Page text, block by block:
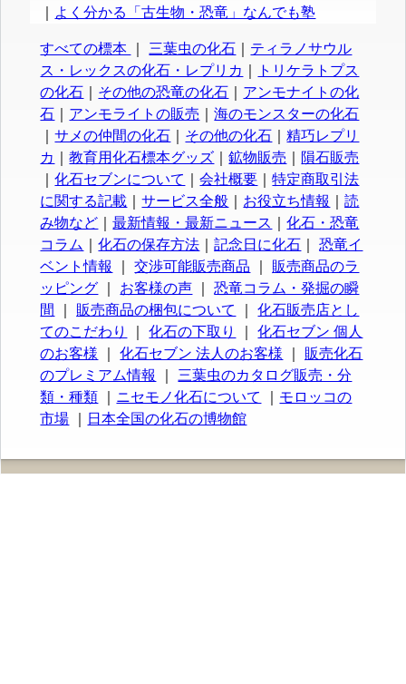
よく分かる「古生物・恐竜」なんでも塾
すべての標本 三葉虫の化石
ティラノサウル
ス・レックスの化石・レプリカ
トリケラトプス
の化石
その他の恐竜の化石
アンモナイトの化
石
アンモライトの販売 ｜海のモンスターの化石
｜サメの仲間の化石 その他の化石 ｜精巧レプリ
カ
｜教育用化石標本グッズ ｜鉱物販売
隕石販売
｜化石セブンについて ｜会社概要 ｜特定商取引法
に関する記載 ｜サービス全般 お役立ち情報 ｜読
み物など ｜最新情報・最新ニュース ｜化石・恐竜
コラム
｜化石の保存方法 ｜記念日に化石 ｜恐竜イ
ベント情報
｜交渉可能販売商品
販売商品のラ
ッピング
お客様の声 ｜恐竜コラム・発掘の瞬
間
販売商品の梱包について ｜化石販売店とし
てのこだわり
｜化石の下取り ｜化石セブン 個人
のお客様 ｜化石セブン 法人のお客様
販売化石
のプレミアム情報
三葉虫のカタログ販売・分
類・種類
ニセモノ化石について
モロッコの
市場
日本全国の化石の博物館